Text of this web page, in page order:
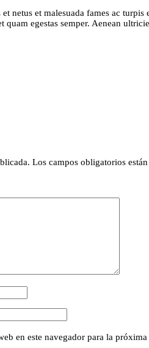
netus et malesuada fames ac
egestas semper. Aenean
Los campos obligatorios
en este navegador para la